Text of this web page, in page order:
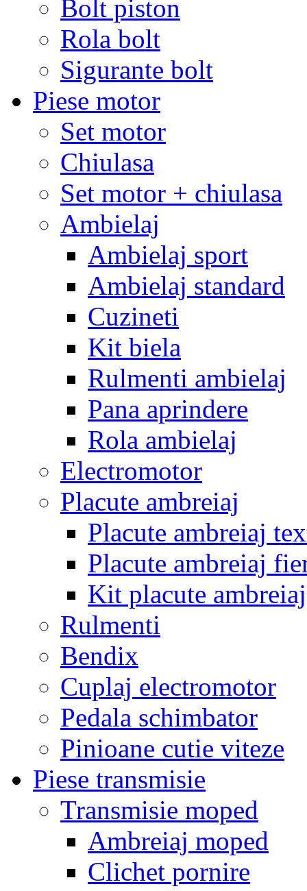
Bolt piston
Rola bolt
Sigurante bolt
Piese motor
Set motor
Chiulasa
Set motor + chiulasa
Ambielaj
Ambielaj sport
Ambielaj standard
Cuzineti
Kit biela
Rulmenti ambielaj
Pana aprindere
Rola ambielaj
Electromotor
Placute ambreiaj
Placute ambreiaj
Placute ambreiaj
Kit placute ambreiaj
Rulmenti
Bendix
Cuplaj electromotor
Pedala schimbator
Pinioane cutie viteze
Piese transmisie
Transmisie moped
Ambreiaj moped
Clichet pornire